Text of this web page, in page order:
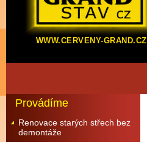
WWW.CERVENY-GRAND.CZ
Provádíme
Renovace starých střech bez
demontáže